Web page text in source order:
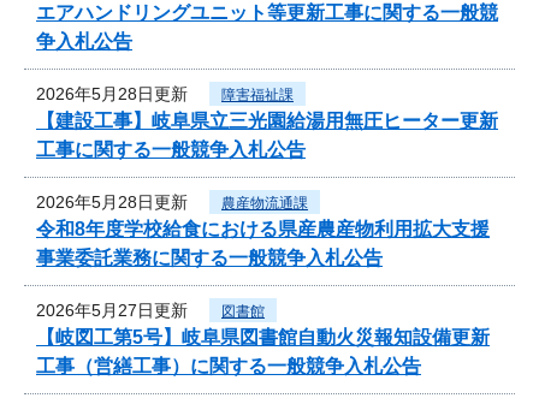
エアハンドリングユニット等更新工事に関する一般競
争入札公告
2026年5月28日更新 障害福祉課
【建設工事】岐阜県立三光園給湯用無圧ヒーター更新
工事に関する一般競争入札公告
2026年5月28日更新 農産物流通課
令和8年度学校給食における県産農産物利用拡大支援
事業委託業務に関する一般競争入札公告
2026年5月27日更新 図書館
【岐図工第5号】岐阜県図書館自動火災報知設備更新
工事（営繕工事）に関する一般競争入札公告